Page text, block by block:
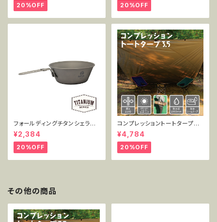
20%OFF 20%OFF
フォールディングチタンシェラカ
ップ 450ml単品 MT-FSC450
¥2,384
20%OFF
コンプレッショントートタープ3.
5 TT-CT-005
¥4,784
20%OFF
その他の商品